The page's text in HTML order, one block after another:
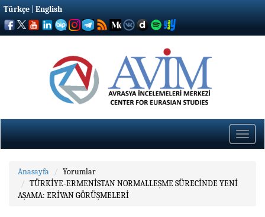
Türkçe English
Toggle
Anasayfa
Yorumlar
TÜRKİYE-ERMENİSTAN NORMALLEŞME SÜRECİNDE YENİ
AŞAMA: ERİVAN GÖRÜŞMELERİ